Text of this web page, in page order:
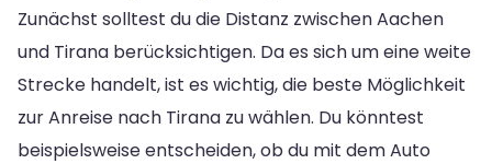
Zunächst solltest du die Distanz zwischen Aachen
und Tirana berücksichtigen. Da es sich um eine weite
Strecke handelt, ist es wichtig, die beste Möglichkeit
zur Anreise nach Tirana zu wählen. Du könntest
beispielsweise entscheiden, ob du mit dem Auto